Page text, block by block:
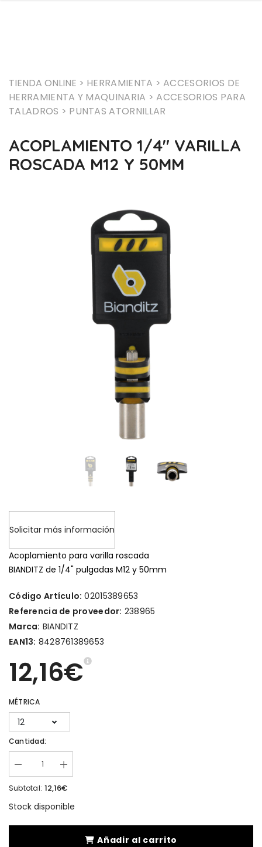
TIENDA ONLINE > HERRAMIENTA > ACCESORIOS DE
HERRAMIENTA Y MAQUINARIA > ACCESORIOS PARA
TALADROS > PUNTAS ATORNILLAR
ACOPLAMIENTO 1/4" VARILLA
ROSCADA M12 Y 50MM
Acoplamiento para varilla roscada
BIANDITZ de 1/4" pulgadas M12 y 50mm
Solicitar más información
Código Artículo: 02015389653
Referencia de proveedor: 238965
Marca: BIANDITZ
EAN13: 8428761389653
12,16€
MÉTRICA
12
Cantidad:
Subtotal: 12,16€
Stock disponible
Añadir al carrito